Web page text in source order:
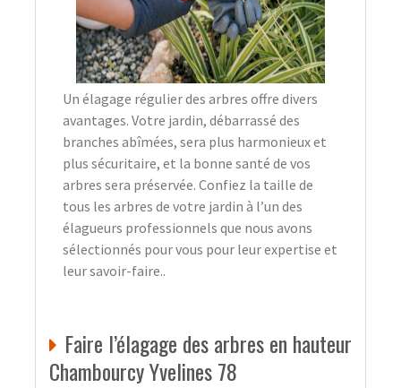
Un élagage régulier des arbres offre divers
avantages. Votre jardin, débarrassé des
branches abîmées, sera plus harmonieux et
plus sécuritaire, et la bonne santé de vos
arbres sera préservée. Confiez la taille de
tous les arbres de votre jardin à l’un des
élagueurs professionnels que nous avons
sélectionnés pour vous pour leur expertise et
leur savoir-faire..
Faire l’élagage des arbres en hauteur
Chambourcy Yvelines 78